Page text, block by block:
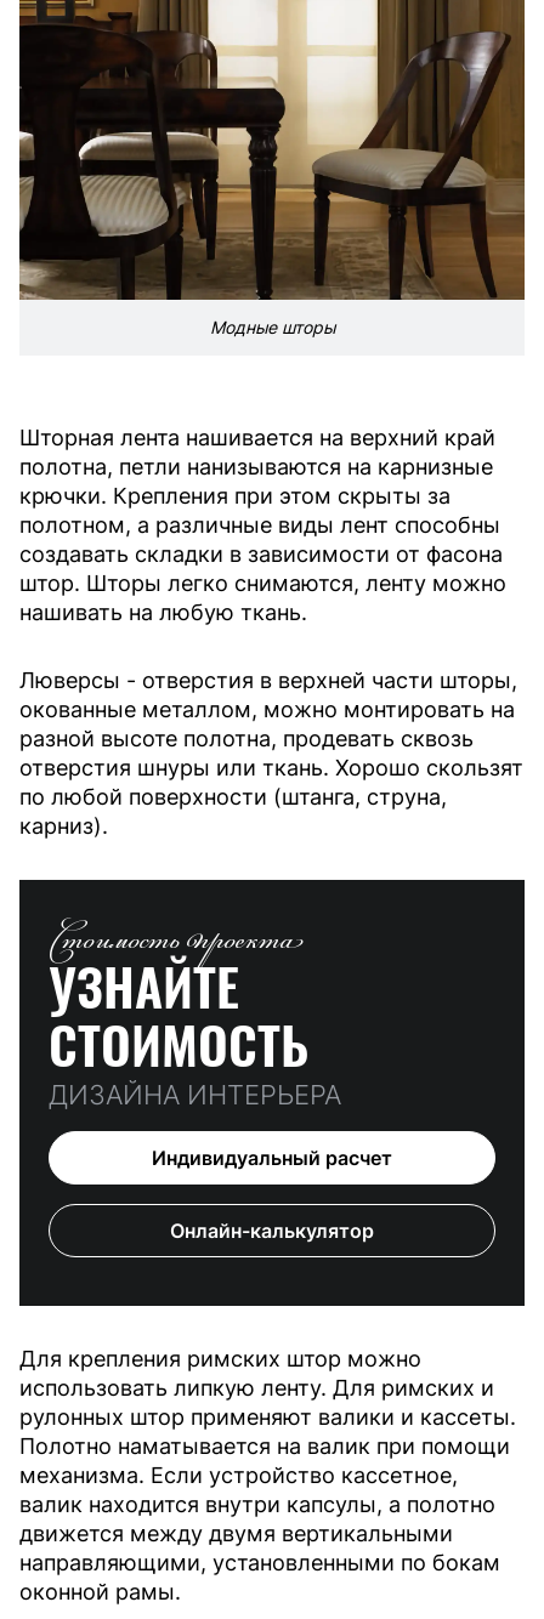
Модные шторы
Шторная лента нашивается на верхний край
полотна, петли нанизываются на карнизные
крючки. Крепления при этом скрыты за
полотном, а различные виды лент способны
создавать складки в зависимости от фасона
штор. Шторы легко снимаются, ленту можно
нашивать на любую ткань.
Люверсы - отверстия в верхней части шторы,
окованные металлом, можно монтировать на
разной высоте полотна, продевать сквозь
отверстия шнуры или ткань. Хорошо скользят
по любой поверхности (штанга, струна,
карниз).
Стоимость проекта
УЗНАЙТЕ
СТОИМОСТЬ
ДИЗАЙНА ИНТЕРЬЕРА
Индивидуальный расчет
Онлайн-калькулятор
Для крепления римских штор можно
использовать липкую ленту. Для римских и
рулонных штор применяют валики и кассеты.
Полотно наматывается на валик при помощи
механизма. Если устройство кассетное,
валик находится внутри капсулы, а полотно
движется между двумя вертикальными
направляющими, установленными по бокам
оконной рамы.